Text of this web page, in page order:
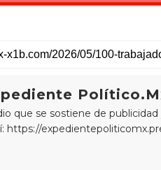
que se sostiene de publicidad
https://